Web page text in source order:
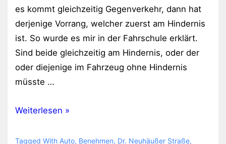
es kommt gleichzeitig Gegenverkehr, dann hat
derjenige Vorrang, welcher zuerst am Hindernis
ist. So wurde es mir in der Fahrschule erklärt.
Sind beide gleichzeitig am Hindernis, oder der
oder diejenige im Fahrzeug ohne Hindernis
müsste …
„Ausreichend
im
Weiterlesen »
Tagged With Auto, Benehmen, Dr. Neuhäußer Straße,